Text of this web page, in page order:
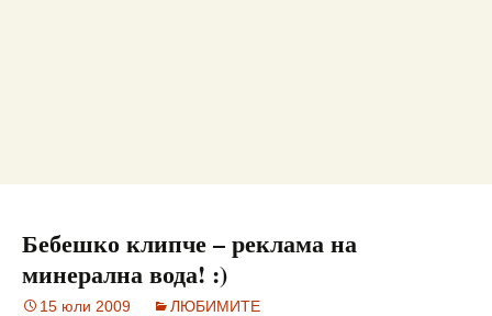
Бебешко клипче – реклама на
минерална вода! :)
15 юли 2009 ЛЮБИМИТЕ